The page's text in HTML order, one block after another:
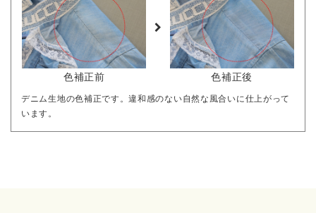
色補正前 色補正後
デニム生地の色補正です。違和感のない自然な風合いに仕上がって
います。